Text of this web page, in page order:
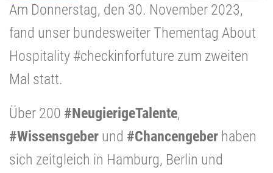
Am Donnerstag, den 30. November 2023,
fand unser bundesweiter Thementag About
Hospitality #checkinforfuture zum zweiten
Mal statt.
Über 200 #NeugierigeTalente,
#Wissensgeber und #Chancengeber haben
sich zeitgleich in Hamburg, Berlin und